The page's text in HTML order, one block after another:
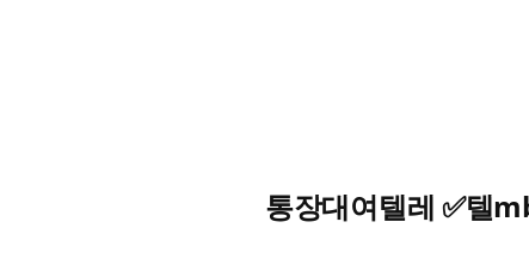
통장대여텔레 ✅텔